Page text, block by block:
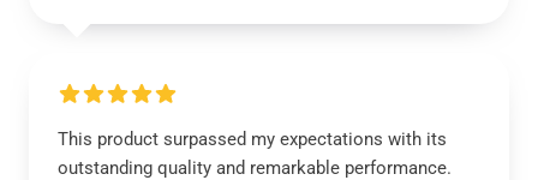
This product surpassed my expectations with its
outstanding quality and remarkable performance.